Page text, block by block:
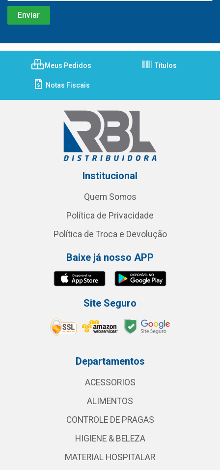
Meus Pedidos Títulos
Notas Fiscais
Institucional
Quem Somos
Política de Privacidade
Política de Troca e Devolução
Baixe já nosso APP
Site Seguro
Departamentos
ACESSORIOS
ALIMENTOS
CONTROLE DE PRAGAS
HIGIENE & BELEZA
MATERIAL HOSPITALAR